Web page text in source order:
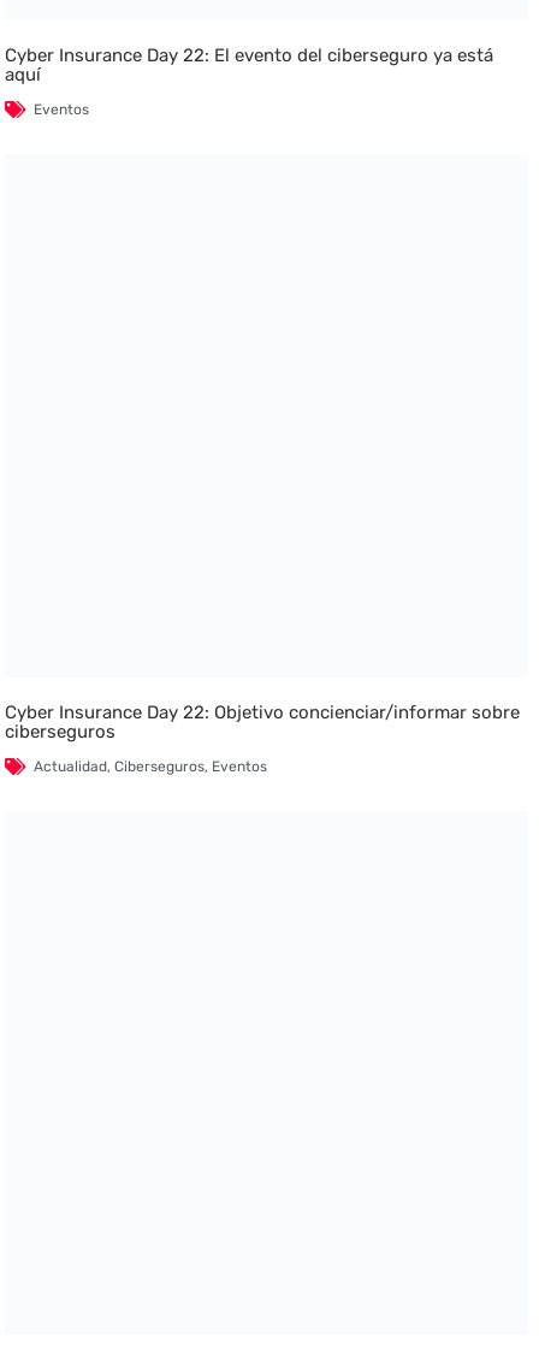
Cyber Insurance Day 22: El evento del ciberseguro ya está
aquí
Eventos
Cyber Insurance Day 22: Objetivo concienciar/informar sobre
ciberseguros
Actualidad,Ciberseguros, Eventos